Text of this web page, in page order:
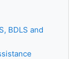
BDLS and